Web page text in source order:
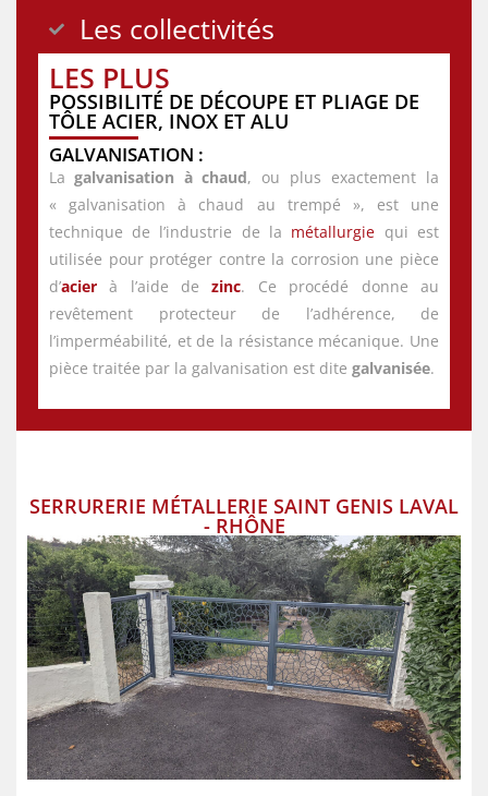
Les collectivités
LES PLUS
POSSIBILITÉ DE DÉCOUPE ET PLIAGE DE
TÔLE ACIER, INOX ET ALU
GALVANISATION :
La galvanisation à chaud, ou plus exactement la
« galvanisation à chaud au trempé », est une
technique de l’industrie de la métallurgie qui est
utilisée pour protéger contre la corrosion une pièce
d’acier à l’aide de zinc. Ce procédé donne au
revêtement protecteur de l’adhérence, de
l’imperméabilité, et de la résistance mécanique. Une
pièce traitée par la galvanisation est dite galvanisée.
SERRURERIE MÉTALLERIE SAINT GENIS LAVAL
- RHÔNE